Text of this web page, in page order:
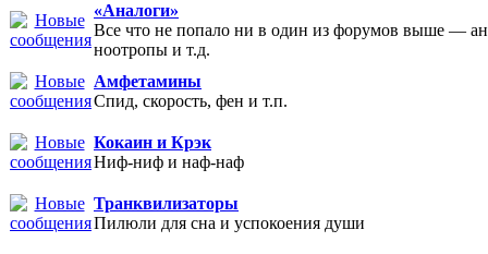
«Аналоги»
Все что не попало ни в один из форумов выше —
ноотропы и т.д.
Амфетамины
Спид, скорость, фен и т.п.
Кокаин и Крэк
Ниф-ниф и наф-наф
Транквилизаторы
Пилюли для сна и успокоения души